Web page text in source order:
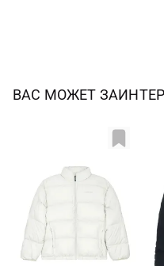
ВАС МОЖЕТ